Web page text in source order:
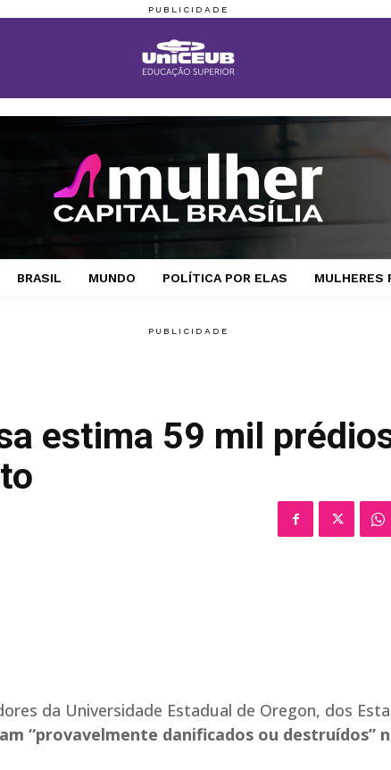
BRASIL MUNDO POLÍTICA POR ELAS MULHERES
estima 59 mil
da Universidade Estadual de Oregon, dos
“provavelmente danificados ou destruídos”